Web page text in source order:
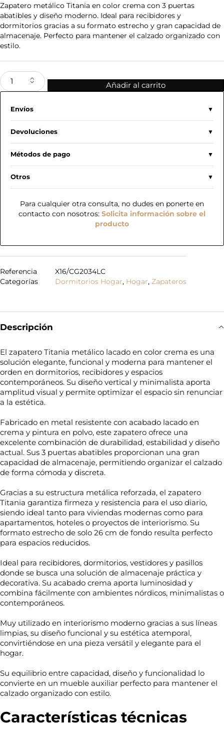
Zapatero metálico Titania en color crema con 3 puertas
abatibles y diseño moderno. Ideal para recibidores y
dormitorios gracias a su formato estrecho y gran capacidad de
almacenaje. Perfecto para mantener el calzado organizado con
estilo.
Añadir al carrito
Envíos
Devoluciones
Métodos de pago
Otros
Para cualquier otra consulta, no dudes en ponerte en
contacto con nosotros: Solicita información sobre el
producto
Referencia
X16/CG2034LC
Categorías
Dormitorios Hogar, Hogar, Zapateros
Descripción
El zapatero Titania metálico lacado en color crema es una
solución elegante, funcional y moderna para mantener el
orden en dormitorios, recibidores y espacios
contemporáneos. Su diseño vertical y minimalista aporta
amplitud visual y permite optimizar el espacio sin renunciar
a la estética.
Fabricado en metal resistente con acabado lacado en
crema y pintura en polvo, este zapatero ofrece una
excelente combinación de durabilidad, estabilidad y diseño
actual. Sus 3 puertas abatibles proporcionan una gran
capacidad de almacenaje, permitiendo organizar el calzado
de forma cómoda y discreta.
Gracias a su estructura metálica reforzada, el zapatero
Titania garantiza firmeza y resistencia para el uso diario,
siendo ideal tanto para viviendas modernas como para
apartamentos, hoteles o proyectos de interiorismo. Su
formato estrecho de solo 26 cm de fondo resulta perfecto
para espacios reducidos.
Ideal para recibidores, dormitorios, vestidores y pasillos
donde se busca una solución de almacenaje práctica y
decorativa. Su acabado crema aporta luminosidad y
combina fácilmente con ambientes nórdicos, minimalistas o
contemporáneos.
Muy utilizado en interiorismo moderno gracias a sus líneas
limpias, su diseño funcional y su estética atemporal,
convirtiéndose en una pieza versátil y elegante para el
hogar.
Su equilibrio entre capacidad, diseño y funcionalidad lo
convierte en un mueble auxiliar perfecto para mantener el
calzado organizado con estilo.
Características técnicas
N
o